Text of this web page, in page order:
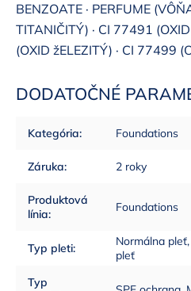
BENZOATE · PERFUME
TITANIČITÝ) · CI 77491
(OXID žELEZITÝ) · CI 77499
DODATOČNÉ
Kategória: Foundations
Záruka: 2 roky
Produktová
línia: Foundations
Typ pleti:
Normálna
pleť
Typ